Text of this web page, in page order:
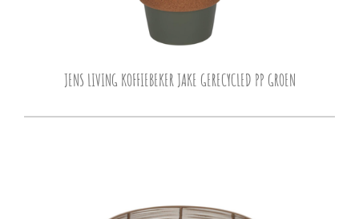
JENS LIVING KOFFIEBEKER JAKE GERECYCLED PP GROEN